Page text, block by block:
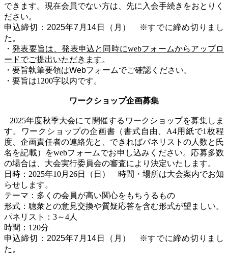
できます。現在会員でない方は、先に入会手続きをおとりく
ださい。
申込締切：2025年7月14日（月） ※すでに締め切りまし
た。
・発表要旨は、発表申込と同時にwebフォームからアップロ
ードでご提出いただきます。
・要旨執筆要領はWebフォームでご確認ください。
・要旨は1200字以内です。
ワークショップ企画募集
2025年度秋季大会にて開催するワークショップを募集しま
す。ワークショップの企画書（書式自由、 A4用紙で1 枚程
度、企画責任者の連絡先と、できればパネリストの人数と氏
名を記載）をwebフォームでお申し込みください。応募多数
の場合は、大会実行委員会の審査により決定いたします。
日時： 2025年10月 26日
（日） 時間・場所は大会案内でお知
らせします。
テーマ：多くの会員が高い関心をもちうるもの
形式：聴衆との意見交換や質疑応答を含む形式が望ましい。
パネリスト： 3～4人
時間： 120分
申込締切：2025年7月14日（月） ※すでに締め切りまし
た。